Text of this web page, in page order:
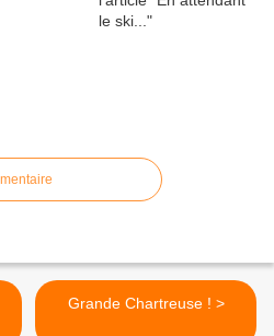
Grande Chartreuse ! >